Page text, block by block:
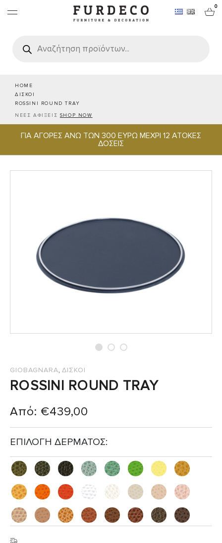
0
search
HOME
ΔΙΣΚΟΙ
ROSSINI ROUND TRAY
ΝΕΕΣ ΑΦΙΞΕΙΣ SHOP NOW
ΓΙΑ ΑΓΟΡΕΣ ΑΝΩ ΤΩΝ 300 ΕΥΡΩ ΜΕΧΡΙ 12 ΑΤΟΚΕΣ
ΔΟΣΕΙΣ
ΕΠΙΠΛΑ
ΧΑΛΙΑ
ΕΙΔΗ ΣΕΡΒΙΡΙΣΜΑΤΟΣ & ΦΙΛΟΞΕΝΙΑΣ
GIOBAGNARA, ΔΙΣΚΟΙ
ROSSINI ROUND TRAY
Από: €439,00
ΕΠΙΛΟΓΗ ΔΕΡΜΑΤΟΣ: